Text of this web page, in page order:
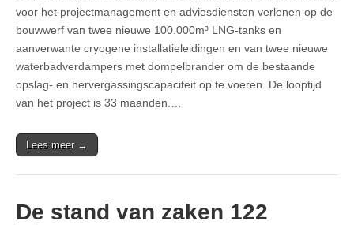
voor het projectmanagement en adviesdiensten verlenen op de
bouwwerf van twee nieuwe 100.000m³ LNG-tanks en
aanverwante cryogene installatieleidingen en van twee nieuwe
waterbadverdampers met dompelbrander om de bestaande
opslag- en hervergassingscapaciteit op te voeren. De looptijd
van het project is 33 maanden.…
Lees meer →
De stand van zaken 122